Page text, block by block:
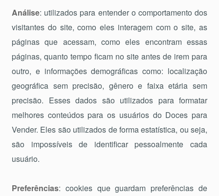
Análise: utilizados para entender o comportamento dos
visitantes do site, como eles interagem com o site, as
páginas que acessam, como eles encontram essas
páginas, quanto tempo ficam no site antes de irem para
outro, e informações demográficas como: localização
geográfica sem precisão, gênero e faixa etária sem
precisão. Esses dados são utilizados para formatar
melhores conteúdos para os usuários do Doces para
Vender. Eles são utilizados de forma estatística, ou seja,
são impossíveis de identificar pessoalmente cada
usuário.
Preferências: cookies que guardam preferências de